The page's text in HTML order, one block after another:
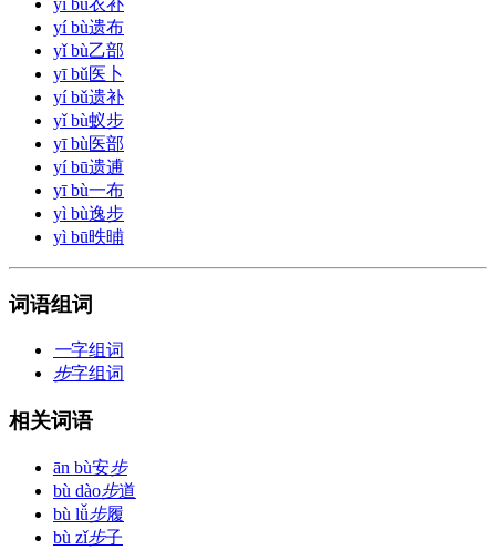
yī bǔ衣补
yí bù遗布
yǐ bù乙部
yī bǔ医卜
yí bǔ遗补
yǐ bù蚁步
yī bù医部
yí bū遗逋
yī bù一布
yì bù逸步
yì bū昳晡
词语组词
一字组词
步字组词
相关词语
ān bù安步
bù dào步道
bù lǚ步履
bù zǐ步子